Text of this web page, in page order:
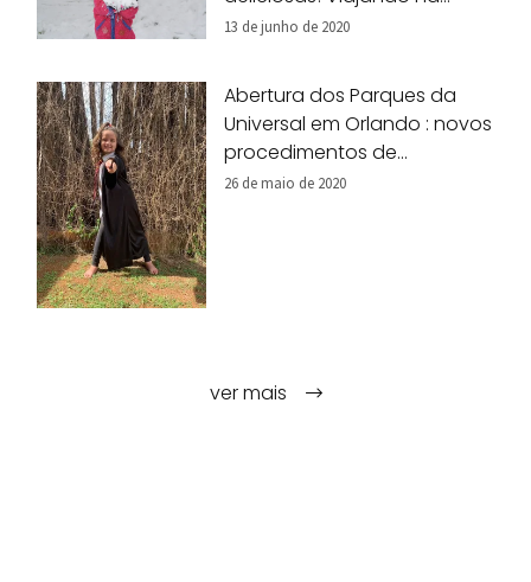
nossa cozinha!
13 de junho de 2020
Abertura dos Parques da
Universal em Orlando : novos
procedimentos de
segurança
26 de maio de 2020
ver mais